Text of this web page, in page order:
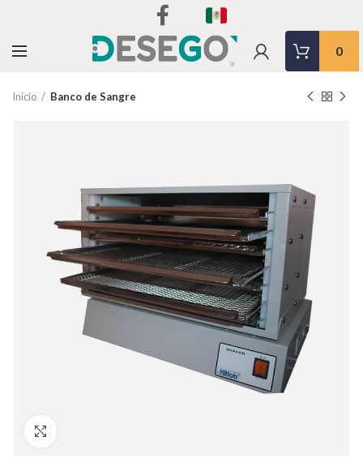
0
Inicio Banco de Sangre